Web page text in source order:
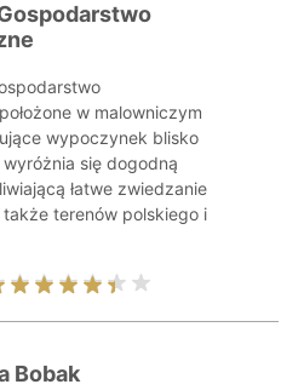
w malowniczym
wypoczynek blisko
się dogodną
łatwe zwiedzanie
także terenów polskiego i
Bobak